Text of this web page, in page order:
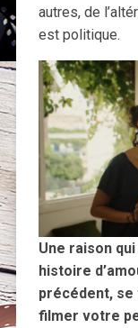
autres, de
est politique.
Une raison
histoire
précédent,
filmer votre